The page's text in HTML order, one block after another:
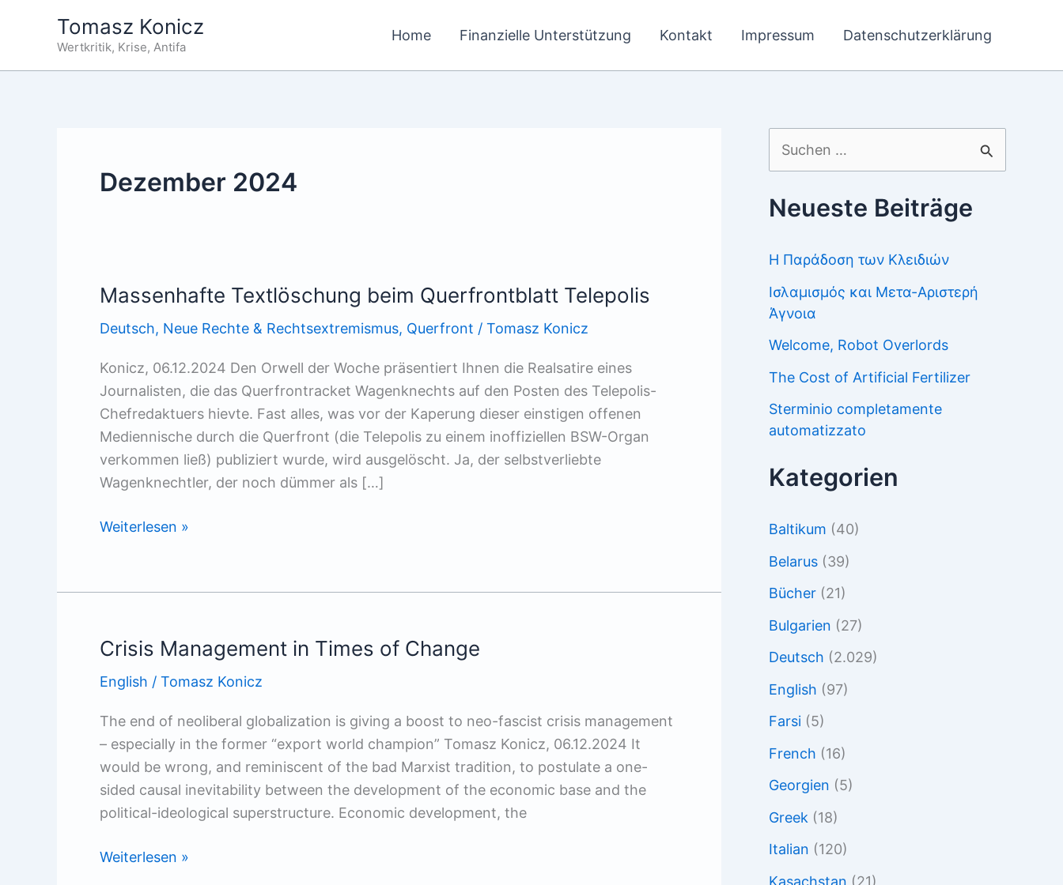
Tomasz Konicz
Wertkritik, Krise, Antifa
Home Finanzielle Unterstützung Kontakt Impressum Datenschutzerklärung
Dezember 2024
Massenhafte Textlöschung beim Querfrontblatt Telepolis
Deutsch, Neue Rechte & Rechtsextremismus, Querfront / Tomasz Konicz
Konicz, 06.12.2024 Den Orwell der Woche präsentiert Ihnen die Realsatire eines
Journalisten, die das Querfrontracket Wagenknechts auf den Posten des Telepolis-
Chefredaktuers hievte. Fast alles, was vor der Kaperung dieser einstigen offenen
Mediennische durch die Querfront (die Telepolis zu einem inoffiziellen BSW-Organ
verkommen ließ) publiziert wurde, wird ausgelöscht. Ja, der selbstverliebte
Wagenknechtler, der noch dümmer als […]
Massenhafte
Querfrontblatt
Weiterlesen »
Crisis Management in Times of Change
English / Tomasz Konicz
The end of neoliberal globalization is giving a boost to neo-fascist crisis management
– especially in the former “export world champion” Tomasz Konicz, 06.12.2024 It
would be wrong, and reminiscent of the bad Marxist tradition, to postulate a one-
sided causal inevitability between the development of the economic base and the
political-ideological superstructure. Economic development, the
Crisis
Weiterlesen »
Suchen
nach:
Neueste Beiträge
Η Παράδοση των Κλειδιών
Ισλαμισμός και Μετα-Αριστερή
Άγνοια
Welcome, Robot Overlords
The Cost of Artificial Fertilizer
Sterminio completamente
automatizzato
Kategorien
Baltikum (40)
Belarus (39)
Bücher (21)
Bulgarien (27)
Deutsch (2.029)
English (97)
Farsi (5)
French (16)
Georgien (5)
Greek (18)
Italian (120)
Kasachstan (21)